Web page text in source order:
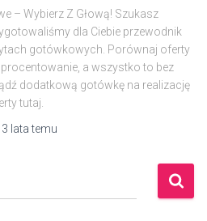
– Wybierz Z Głową! Szukasz
dla Ciebie przewodnik
gotówkowych. Porównaj oferty
a wszystko to bez
dodatkową gotówkę na realizację
tutaj.
3 latatemu